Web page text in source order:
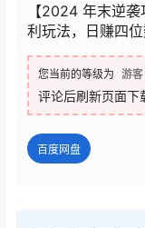
【2024 年末逆
利玩法，日赚四
您当前的等级为 游客
评论后刷新页面下
百度网盘